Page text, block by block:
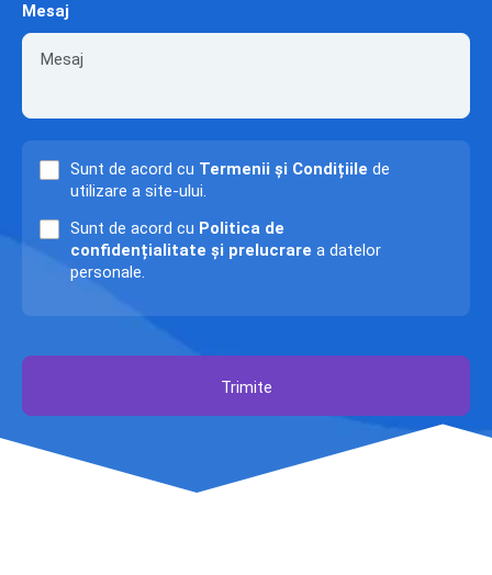
Mesaj
Sunt de acord cu Termenii și Condițiile de
utilizare a site-ului.
Sunt de acord cu Politica de
confidențialitate și prelucrare a datelor
personale.
Trimite